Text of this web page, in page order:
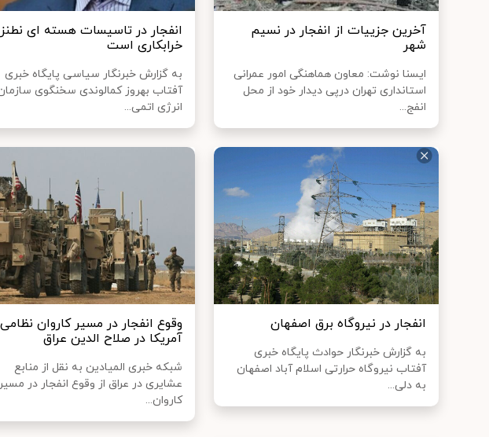
آخرین جزییات از انفجار در نسیم
شهر
ایسنا نوشت: معاون هماهنگی امور عمرانی
استانداری تهران درپی دیدار خود از محل
انفج...
انفجار در تاسیسات هسته ای نطنز
خرابکاری است
به گزارش خبرنگار سیاسی پایگاه خبری
آفتاب بهروز کمالوندی سخنگوی
انرژی اتمی...
انفجار در نیروگاه برق اصفهان
به گزارش خبرنگار حوادث پایگاه خبری
آفتاب نیروگاه حرارتی اسلام آباد اصفهان
به دلی...
وقوع انفجار در مسیر کاروان نظامی
آمریکا در صلاح الدین عراق
شبکه خبری المیادین به نقل از منابع
عشایری در عراق از وقوع انفجار در مسیر
کاروان...